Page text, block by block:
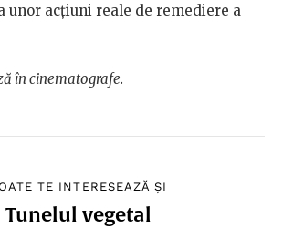
unor acțiuni reale de remediere a
în cinematografe.
TE INTERESEAZĂ ȘI
Tunelul vegetal